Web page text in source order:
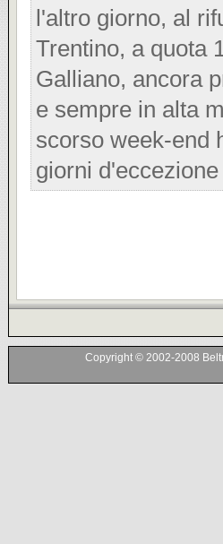
l'altro giorno, al
Trentino, a quota
Galliano, ancora
e sempre in alta
scorso week-end
giorni
Copyright © 2002-2008